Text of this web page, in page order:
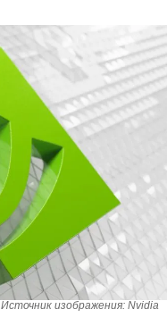
Источник изображения: Nvidia